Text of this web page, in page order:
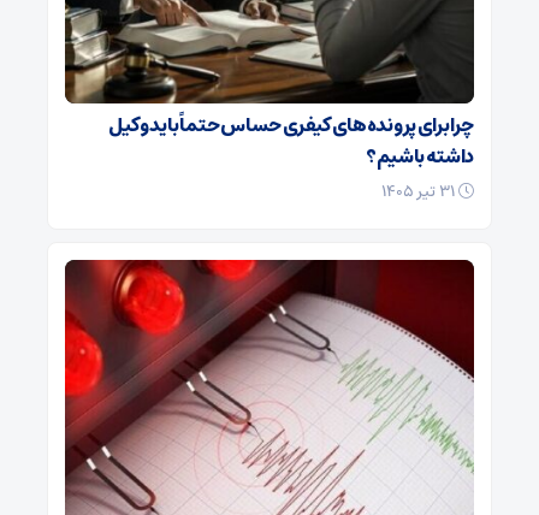
چرا برای پرونده‌های کیفری حساس حتماً باید وکیل
داشته باشیم؟